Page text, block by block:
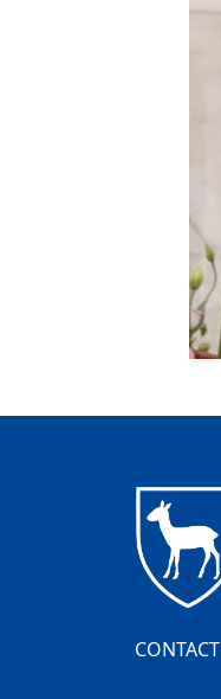
CONTACT